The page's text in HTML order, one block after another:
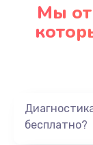
Мы
бесплатно?